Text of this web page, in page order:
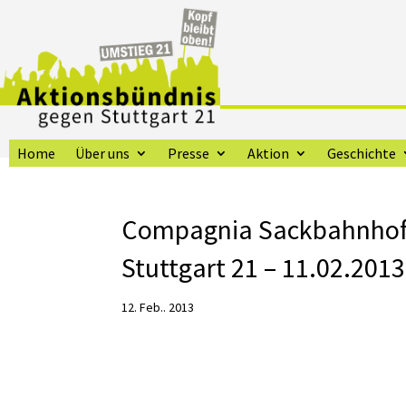
Home Über uns Presse Aktion Geschichte
Compagnia
Stuttgart 21 – 11.02.2013
12. Feb.. 2013